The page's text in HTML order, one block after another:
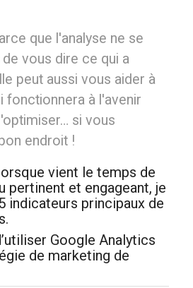
que l'analyse ne se
vous dire ce qui a
peut aussi vous aider à
fonctionnera à l'avenir
si vous
endroit !
vient le temps de
pertinent et engageant, je
indicateurs principaux de
Google Analytics
de marketing de